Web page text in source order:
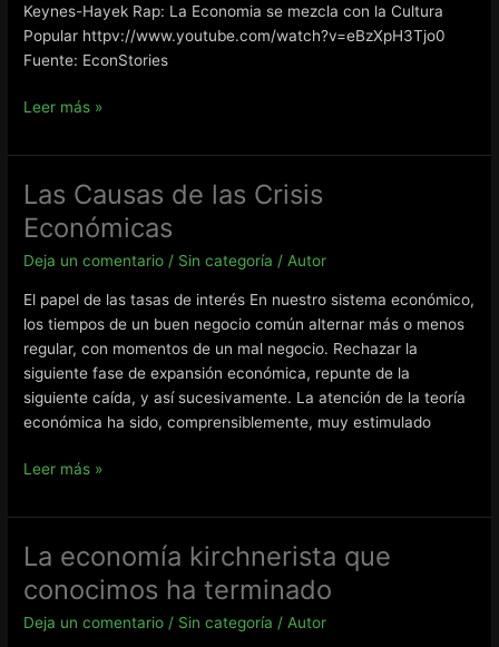
Keynes-Hayek Rap: La Economia se mezcla con la Cultura
Popular httpv://www.youtube.com/watch?v=eBzXpH3Tjo0
Fuente: EconStories
Keynes
Hayek
Leer más »
Las Causas de las Crisis
Económicas
Deja un comentario / Sin categoría / Autor
El papel de las tasas de interés En nuestro sistema económico,
los tiempos de un buen negocio común alternar más o menos
regular, con momentos de un mal negocio. Rechazar la
siguiente fase de expansión económica, repunte de la
siguiente caída, y así sucesivamente. La atención de la teoría
económica ha sido, comprensiblemente, muy estimulado
Las
de
Crisis
Económicas
Leer más »
La economía kirchnerista que
conocimos ha terminado
Deja un comentario / Sin categoría / Autor